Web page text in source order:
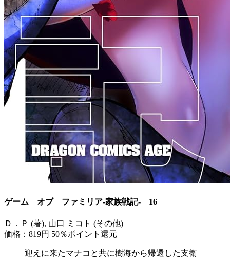
ゲーム オブ ファミリア-家族戦記- 16
Ｄ．Ｐ (著), 山口 ミコト (その他)
価格：819円 50％ポイント還元
迎えに来たマナコと共に樹海から帰還した支衛